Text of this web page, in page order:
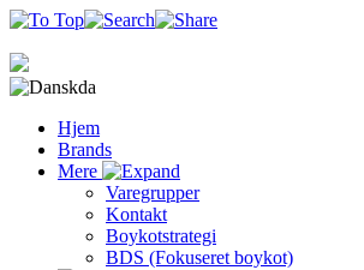
da
Hjem
Brands
Mere
Varegrupper
Kontakt
Boykotstrategi
BDS (Fokuseret boykot)